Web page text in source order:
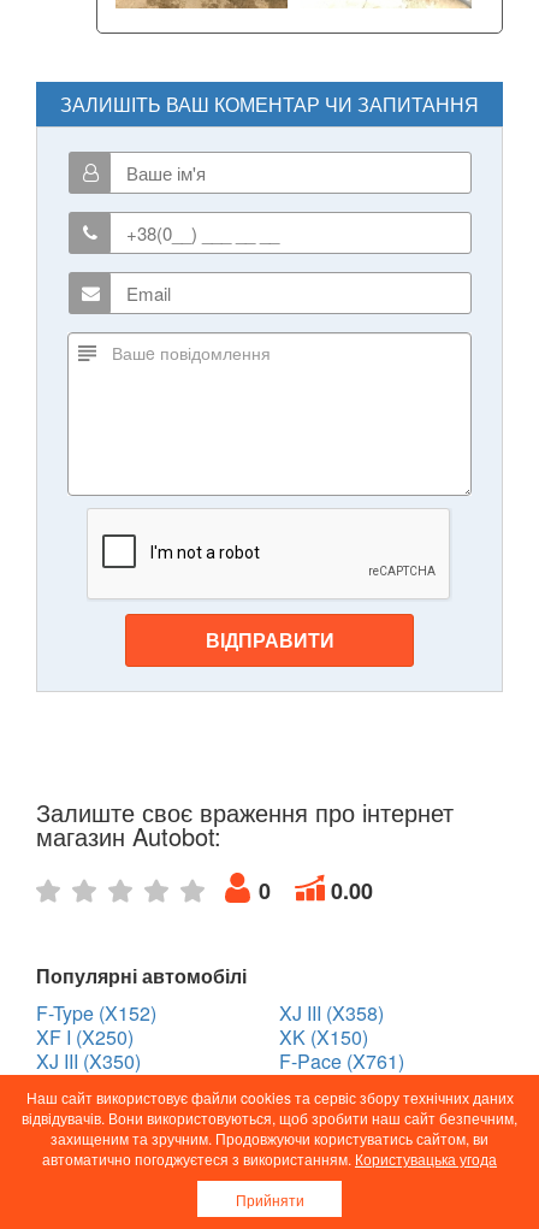
ЗАЛИШІТЬ ВАШ КОМЕНТАР ЧИ ЗАПИТАННЯ
ВІДПРАВИТИ
Залиште своє враження про інтернет
магазин Autobot:
0 0.00
Популярні автомобілі
F-Type (X152)
XF I (X250)
XJ III (X350)
XJ IV (X351)
XJ III (X358)
XK (X150)
F-Pace (X761)
Відповіді на поширені
Наш сайт використовує файли cookies та сервіс збору технічних даних
відвідувачів. Вони використовуються, щоб зробити наш сайт безпечним,
захищеним та зручним. Продовжуючи користуватись сайтом, ви
автоматично погоджуєтеся з використанням. Користувацька угода
Прийняти